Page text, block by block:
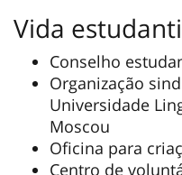
Vida
Conselho
Organização
Universidade
Moscou
Oficina para
Centro de